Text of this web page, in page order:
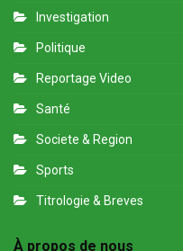
Investigation
Politique
Reportage Video
Santé
Societe & Region
Sports
Titrologie & Breves
À propos de nous